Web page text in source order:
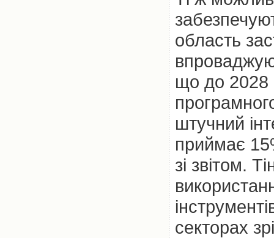
область
що до 2028
штучний
приймає
зі звітом.
секторах